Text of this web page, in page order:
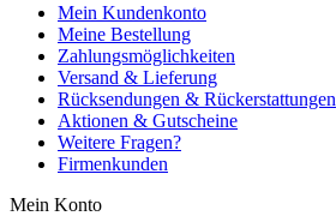
Mein Kundenkonto
Meine Bestellung
Zahlungsmöglichkeiten
Versand & Lieferung
Rücksendungen & Rückerstattungen
Aktionen & Gutscheine
Weitere Fragen?
Firmenkunden
Mein Konto